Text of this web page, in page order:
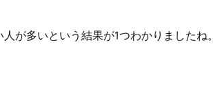
が多いという結果が1つわかりましたね。